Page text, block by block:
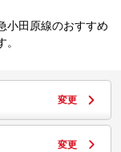
小田原線のおすすめ
変更
変更